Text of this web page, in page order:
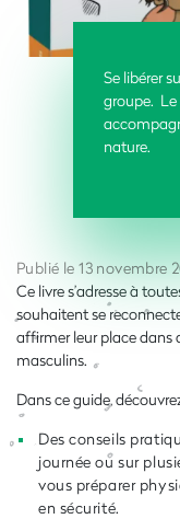
Se libérer
groupe. Le
nature.
Publié le 13 novembre
Ce livre s’adresse à
souhaitent se
affirmer leur place dans
masculins.
Dans ce guide,
Des conseils
journée ou sur
vous préparer
en sécurité.